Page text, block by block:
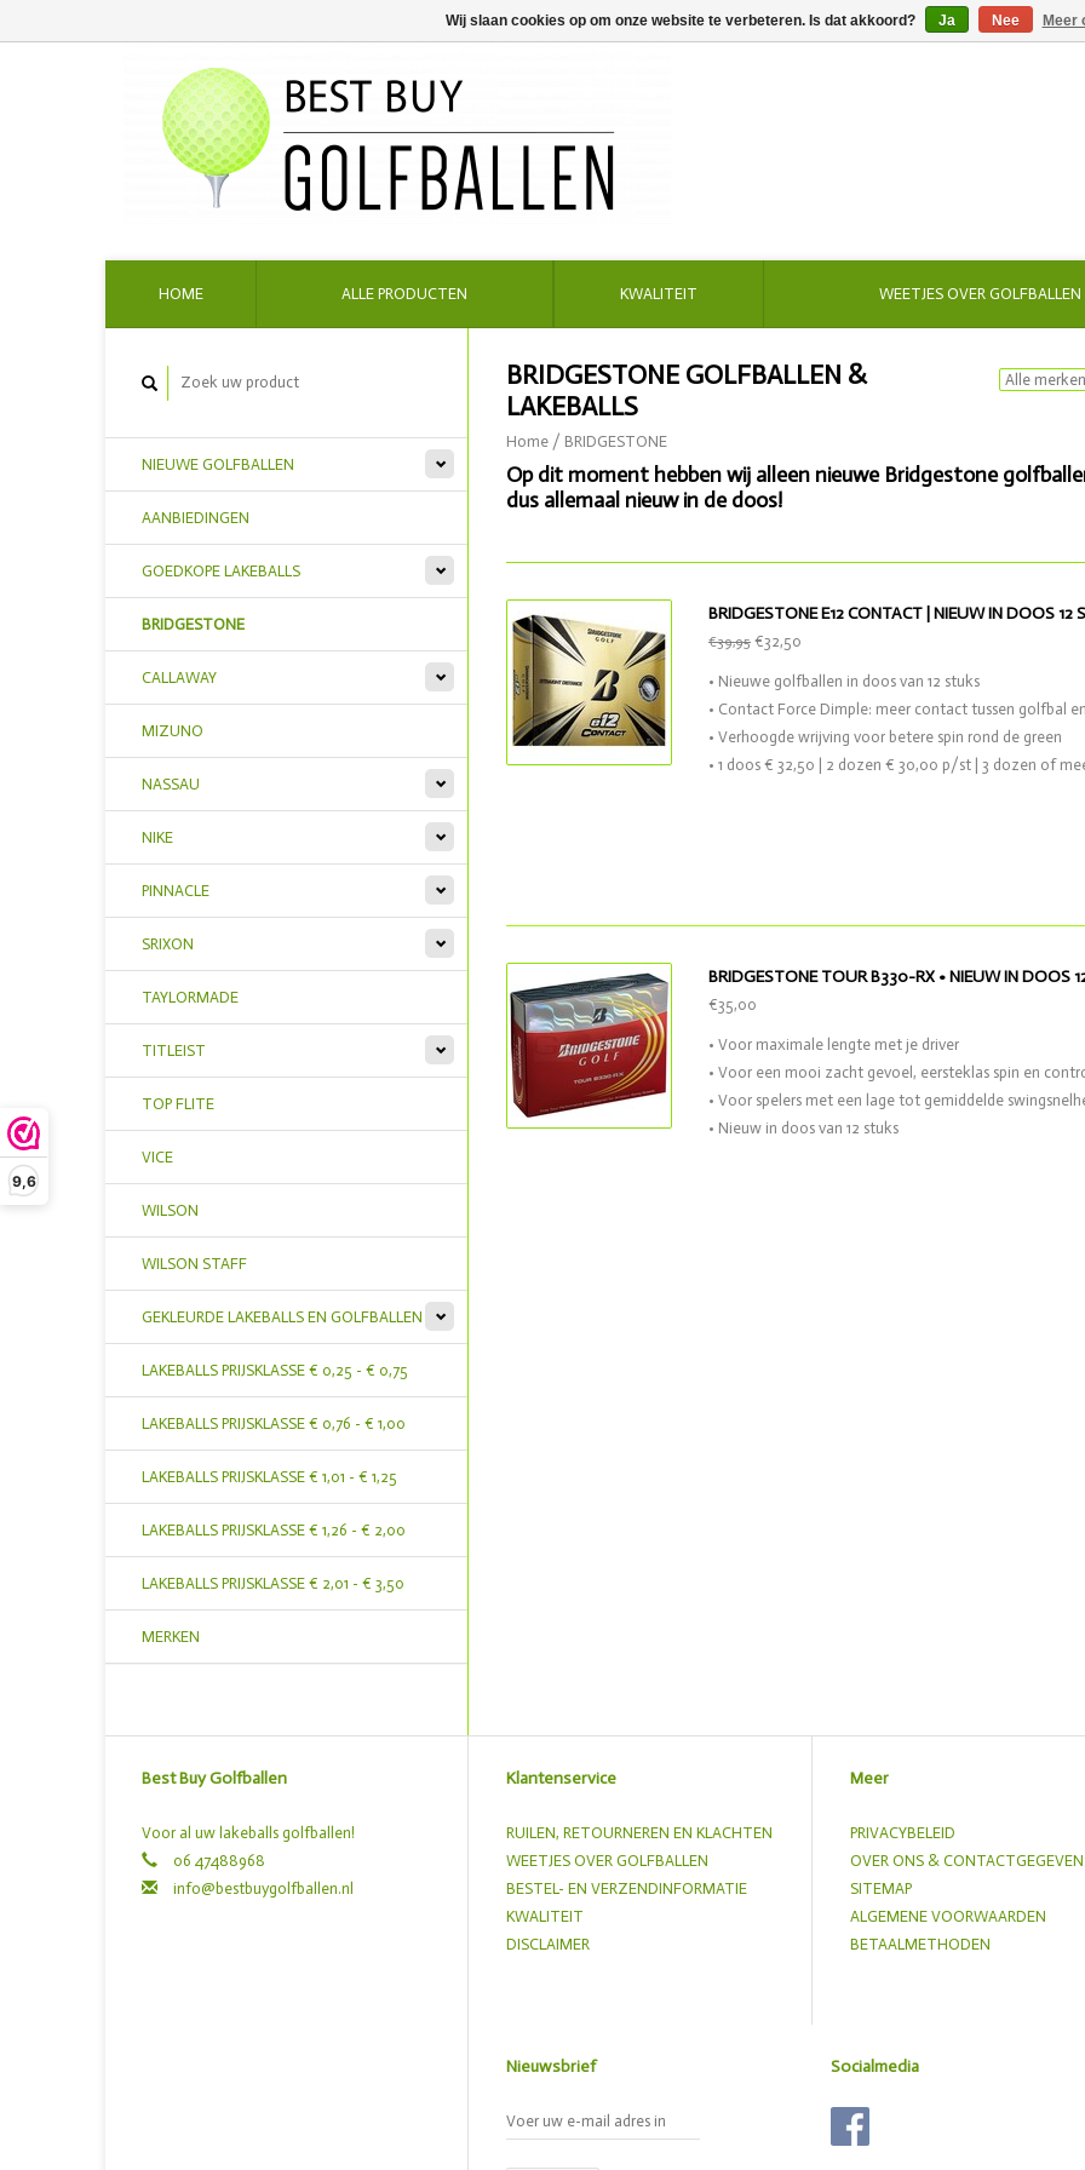
9,6
HOME ALLE PRODUCTEN KWALITEIT WEETJES OVER GOLFBALLEN
NIEUWE GOLFBALLEN
AANBIEDINGEN
GOEDKOPE LAKEBALLS
BRIDGESTONE
CALLAWAY
MIZUNO
NASSAU
NIKE
PINNACLE
SRIXON
TAYLORMADE
TITLEIST
TOP FLITE
VICE
WILSON
WILSON STAFF
GEKLEURDE LAKEBALLS EN GOLFBALLEN
LAKEBALLS PRIJSKLASSE € 0,25 - € 0,75
LAKEBALLS PRIJSKLASSE € 0,76 - € 1,00
LAKEBALLS PRIJSKLASSE € 1,01 - € 1,25
LAKEBALLS PRIJSKLASSE € 1,26 - € 2,00
LAKEBALLS PRIJSKLASSE € 2,01 - € 3,50
MERKEN
BRIDGESTONE GOLFBALLEN &
LAKEBALLS
Home / BRIDGESTONE
Op dit moment hebben wij alleen nieuwe Bridgestone
dus allemaal nieuw in de doos!
BRIDGESTONE E12 CONTACT | NIEUW IN DOOS 12
€39,95 €32,50
• Nieuwe golfballen in doos van 12 stuks
• Contact Force Dimple: meer contact tussen golfbal
• Verhoogde wrijving voor betere spin rond de green
• 1 doos € 32,50 | 2 dozen € 30,00 p/st | 3 dozen of
BRIDGESTONE TOUR B330-RX • NIEUW IN DOOS
€35,00
• Voor maximale lengte met je driver
• Voor een mooi zacht gevoel, eersteklas spin en
• Voor spelers met een lage tot gemiddelde
• Nieuw in doos van 12 stuks
Best Buy Golfballen
Voor al uw lakeballs golfballen!
06 47488968
info@bestbuygolfballen.nl
Klantenservice
RUILEN, RETOURNEREN EN KLACHTEN
WEETJES OVER GOLFBALLEN
BESTEL- EN VERZENDINFORMATIE
KWALITEIT
DISCLAIMER
Meer
PRIVACYBELEID
OVER ONS &
SITEMAP
ALGEMENE VOORWAARDEN
BETAALMETHODEN
Nieuwsbrief Socialmedia
Wij slaan cookies op om onze website te verbeteren. Is dat akkoord? Ja Nee Meer